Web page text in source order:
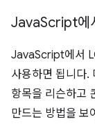
JavaScript에
JavaScript에서
사용하면 됩니다.
항목을 리슨하고
만드는 방법을 보